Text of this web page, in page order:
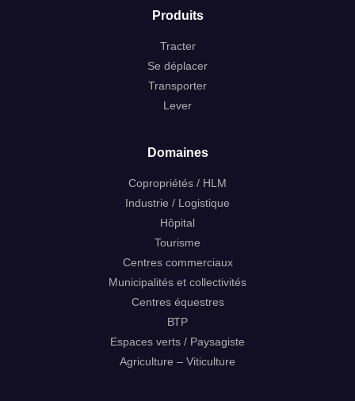
Produits
Tracter
Se déplacer
Transporter
Lever
Domaines
Copropriétés / HLM
Industrie / Logistique
Hôpital
Tourisme
Centres commerciaux
Municipalités et collectivités
Centres équestres
ВТР
Espaces verts / Paysagiste
Agriculture – Viticulture
mon code postal est *